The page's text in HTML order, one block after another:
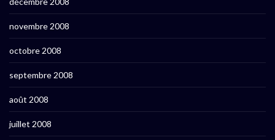
novembre 2008
octobre 2008
septembre 2008
août 2008
juillet 2008